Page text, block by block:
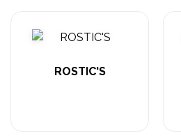
ROSTIC'S